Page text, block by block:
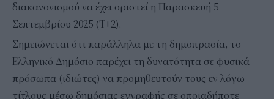
διακανονισμού να έχει οριστεί η Παρασκευή 5
Σεπτεμβρίου 2025 (Τ+2).
Σημειώνεται ότι παράλληλα με τη δημοπρασία, το
Ελληνικό Δημόσιο παρέχει τη δυνατότητα σε φυσικά
πρόσωπα (ιδιώτες) να προμηθευτούν τους εν λόγω
τίτλους μέσω δημόσιας εγγραφής σε οποιαδήποτε